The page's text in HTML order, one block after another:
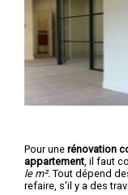
Pour une rénovation
appartement , il faut
le m². Tout dépend
refaire, s'il y a des